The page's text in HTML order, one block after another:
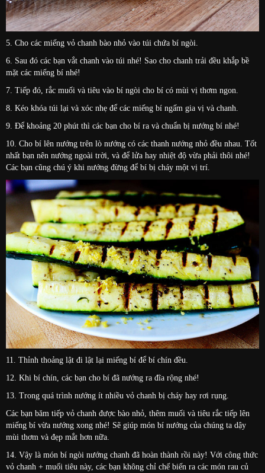
5. Cho các miếng vỏ chanh bào nhỏ vào túi chứa bí ngòi.
6. Sau đó các bạn vắt chanh vào túi nhé! Sao cho chanh trải đều khắp bề
mặt các miếng bí nhé!
7. Tiếp đó, rắc muối và tiêu vào bí ngòi cho bí có mùi vị thơm ngon.
8. Kéo khóa túi lại và xóc nhẹ để các miếng bí ngấm gia vị và chanh.
9. Để khoảng 20 phút thì các bạn cho bí ra và chuẩn bị nướng bí nhé!
10. Cho bí lên nướng trên lò nướng có các thanh nướng nhỏ đều nhau. Tốt
nhất bạn nên nướng ngoài trời, và để lửa hay nhiệt độ vừa phải thôi nhé!
Các bạn cũng chú ý khi nướng đừng để bí bị cháy một vị trí.
11. Thỉnh thoảng lật đi lật lại miếng bí để bí chín đều.
12. Khi bí chín, các bạn cho bí đã nướng ra đĩa rộng nhé!
13. Trong quá trình nướng ít nhiều vỏ chanh bị cháy hay rơi rụng.
Các bạn băm tiếp vỏ chanh được bào nhỏ, thêm muối và tiêu rắc tiếp lên
miếng bí vừa nướng xong nhé! Sẽ giúp món bí nướng của chúng ta dậy
mùi thơm và đẹp mắt hơn nữa.
14. Vậy là món bí ngòi nướng chanh đã hoàn thành rồi này! Với công thức
vỏ chanh + muối tiêu này, các bạn không chỉ chế biến ra các món rau củ